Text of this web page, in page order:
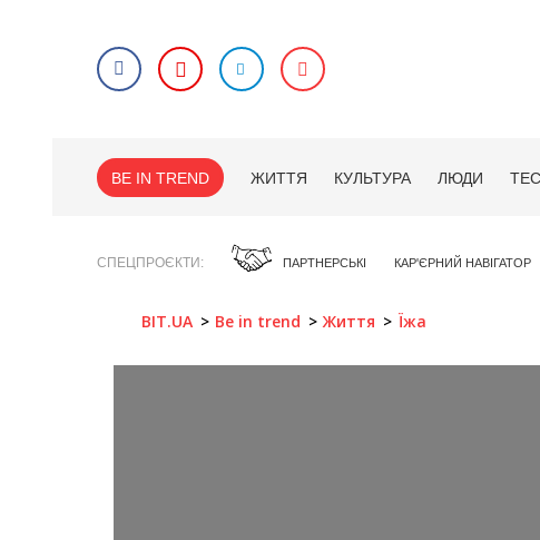
BE IN TREND ЖИТТЯ КУЛЬТУРА ЛЮДИ
СПЕЦПРОЄКТИ ПАРТНЕРСЬКІ КАР'ЄРНИЙ НАВІГАТОР
BIT.UA Be in trend Життя Їжа